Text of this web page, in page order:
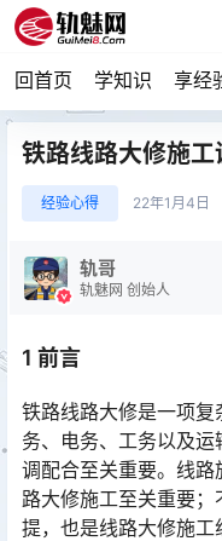
回首页 学知识 享经
铁路线路大修施工
经验心得 22年1月4日
轨哥
轨魅网 创始人
1 前言
铁路线路大修是一项
务、电务、工务以及
调配合至关重要。线
路大修施工至关重要
提，也是线路大修施